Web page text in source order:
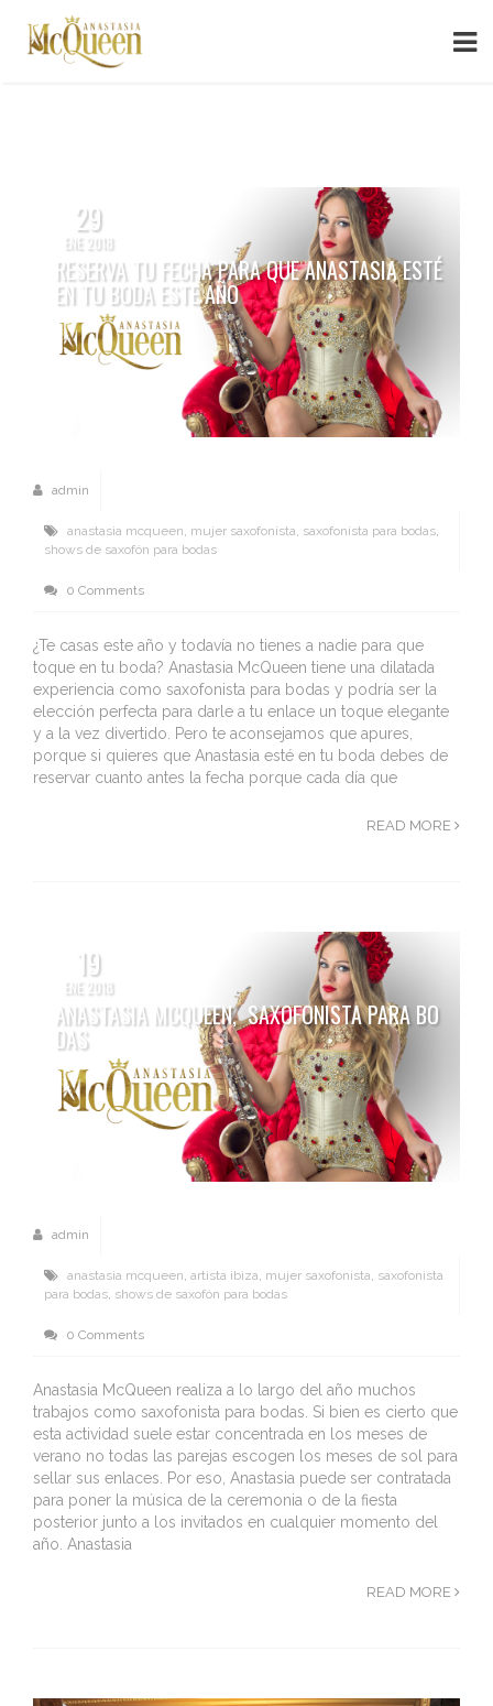
29
ENE 2018
RESERVA TU FECHA PARA QUE ANASTASIA ESTÉ
EN TU BODA ESTE AÑO
admin
anastasia mcqueen, mujer saxofonista, saxofonista para bodas,
shows de saxofón para bodas
0 Comments
¿Te casas este año y todavía no tienes a nadie para que
toque en tu boda? Anastasia McQueen tiene una dilatada
experiencia como saxofonista para bodas y podría ser la
elección perfecta para darle a tu enlace un toque elegante
y a la vez divertido. Pero te aconsejamos que apures,
porque si quieres que Anastasia esté en tu boda debes de
reservar cuanto antes la fecha porque cada día que
READ MORE
19
ENE 2018
ANASTASIA MCQUEEN, SAXOFONISTA PARA BO
DAS
admin
anastasia mcqueen, artista ibiza, mujer saxofonista, saxofonista
para bodas, shows de saxofón para bodas
0 Comments
Anastasia McQueen realiza a lo largo del año muchos
trabajos como saxofonista para bodas. Si bien es cierto que
esta actividad suele estar concentrada en los meses de
verano no todas las parejas escogen los meses de sol para
sellar sus enlaces. Por eso, Anastasia puede ser contratada
para poner la música de la ceremonia o de la fiesta
posterior junto a los invitados en cualquier momento del
año. Anastasia
READ MORE